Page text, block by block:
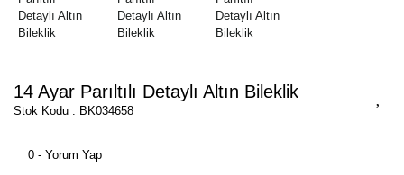
14 Ayar Parıltılı Detaylı Altın Bileklik
Stok Kodu : BK034658
0 - Yorum Yap